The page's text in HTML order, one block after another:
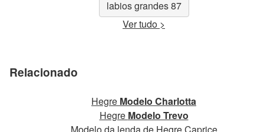
labios grandes 87
Ver tudo >
Relacionado
Hegre Modelo Charlotta
Hegre Modelo Trevo